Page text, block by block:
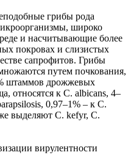
грибы рода
широко
и насчитывающие более
покровах и слизистых
сапрофитов. Грибы
путем почкования,
штаммов дрожжевых
относятся к C. albicans, 4–
0,97–1% – к C.
выделяют C. kefyr, C.
вирулентности